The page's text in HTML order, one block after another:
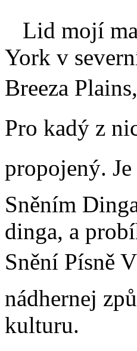
Lid mojí
York v
Breeza
Pro kadý z
propojený. Je
Sněním
dinga, a
Snění Písně
nádhernej
kulturu.